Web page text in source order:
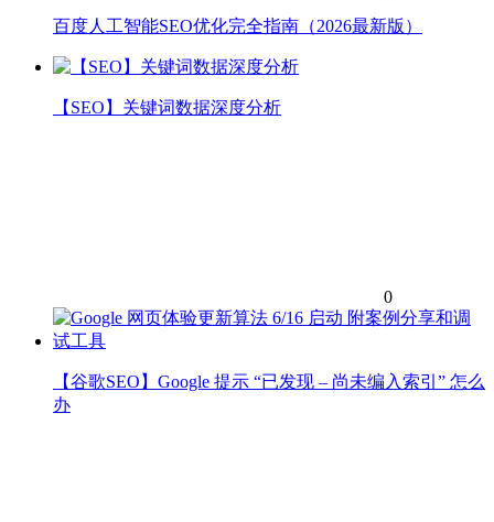
百度人工智能SEO优化完全指南（2026最新版）
【SEO】关键词数据深度分析
0
【谷歌SEO】Google 提示 “已发现 – 尚未编入索引” 怎么
办